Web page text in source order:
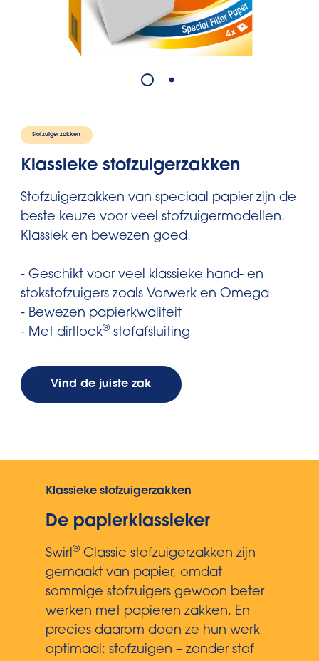
Stofzuigerzakken
Klassieke stofzuigerzakken
Stofzuigerzakken van speciaal papier zijn de
beste keuze voor veel stofzuigermodellen.
Klassiek en bewezen goed.
- Geschikt voor veel klassieke hand- en
stokstofzuigers zoals Vorwerk en Omega
- Bewezen papierkwaliteit
- Met dirtlock® stofafsluiting
Vind de juiste zak
Klassieke stofzuigerzakken
De papierklassieker
Swirl® Classic stofzuigerzakken zijn
gemaakt van papier, omdat
sommige stofzuigers gewoon beter
werken met papieren zakken. En
precies daarom doen ze hun werk
optimaal: stofzuigen – zonder stof